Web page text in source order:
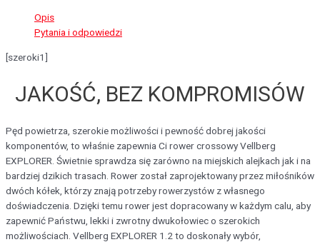
Opis
Pytania i odpowiedzi
[szeroki1]
JAKOŚĆ, BEZ KOMPROMISÓW
Pęd powietrza, szerokie możliwości i pewność dobrej jakości
komponentów, to właśnie zapewnia Ci rower crossowy Vellberg
EXPLORER. Świetnie sprawdza się zarówno na miejskich alejkach jak i na
bardziej dzikich trasach. Rower został zaprojektowany przez miłośników
dwóch kółek, którzy znają potrzeby rowerzystów z własnego
doświadczenia. Dzięki temu rower jest dopracowany w każdym calu, aby
zapewnić Państwu, lekki i zwrotny dwukołowiec o szerokich
możliwościach. Vellberg EXPLORER 1.2 to doskonały wybór,